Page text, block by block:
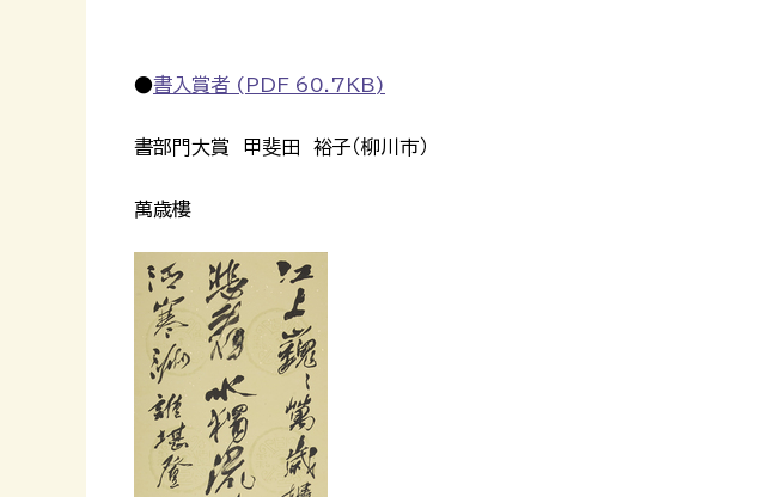
●書入賞者 (PDF 60.7KB)
書部門大賞 甲斐田 裕子（柳川市）
萬歳樓